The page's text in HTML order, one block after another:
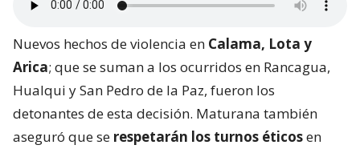
Nuevos hechos de violencia en Calama, Lota y
Arica; que se suman a los ocurridos en Rancagua,
Hualqui y San Pedro de la Paz, fueron los
detonantes de esta decisión. Maturana también
aseguró que se respetarán los turnos éticosen